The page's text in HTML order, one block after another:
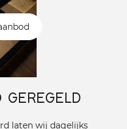
GEREGELD
laten wij dagelijks